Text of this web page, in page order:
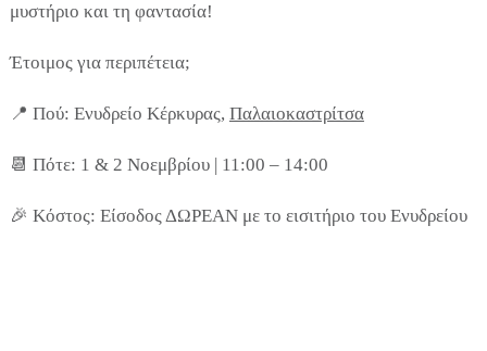
μυστήριο και τη φαντασία!
Έτοιμος για περιπέτεια;
📍 Πού: Ενυδρείο Κέρκυρας, Παλαιοκαστρίτσα
📆 Πότε: 1 & 2 Νοεμβρίου | 11:00 – 14:00
🎉 Κόστος: Είσοδος ΔΩΡΕΑΝ με το εισιτήριο του Ενυδρείου
COOKIES.
Θα θέλαμε να σας ενημερώσουμε πως
η καλύτερη εμπειρία των χρηστών μας.
Cookies.